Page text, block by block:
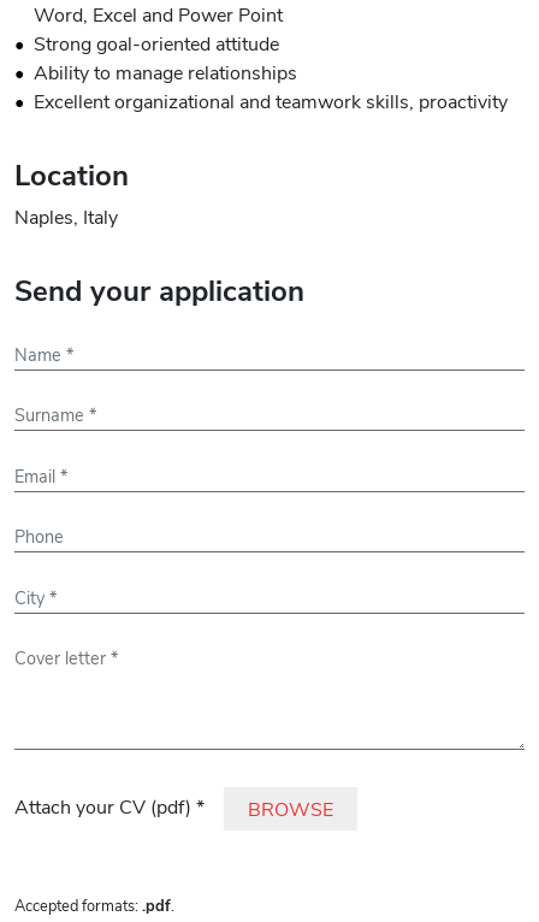
Word, Excel and Power Point
Strong goal-oriented attitude
Ability to manage relationships
Excellent organizational and teamwork skills, proactivity
Location
Naples, Italy
Send your application
Attach your CV (pdf) *
BROWSE
Accepted formats: .pdf